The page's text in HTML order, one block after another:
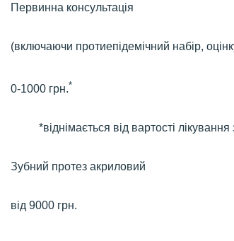
Первинна консультація
(включаючи протиепідемічний набір,
0-1000 грн.*
*віднімається від вартості
Зубний протез акриловий
від 9000 грн.